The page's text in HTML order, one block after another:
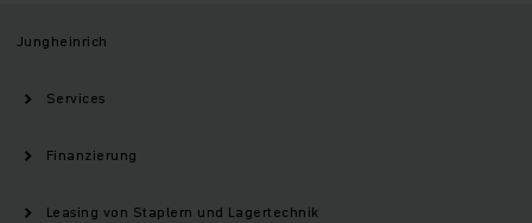
Jungheinrich
Services
Finanzierung
Leasing von Staplern und Lagertechnik